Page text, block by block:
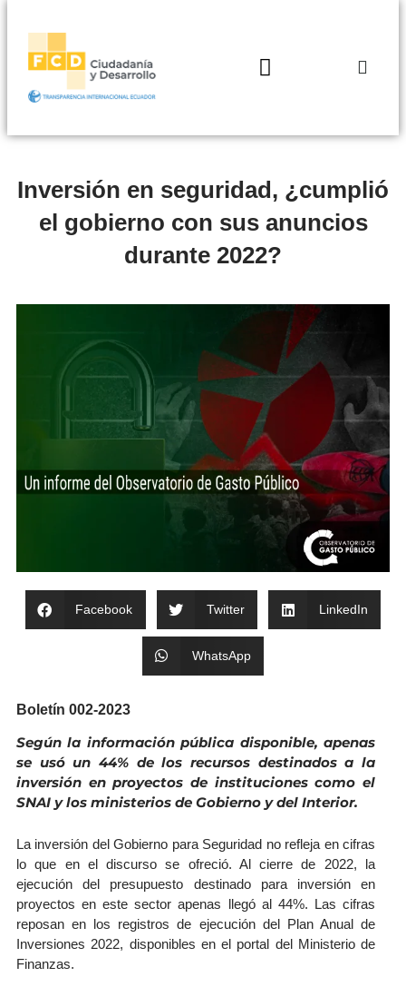
Inversión en seguridad, ¿cumplió
el gobierno con sus anuncios
durante 2022?
Facebook Twitter LinkedIn
WhatsApp
Boletín 002-2023
Según la información pública disponible, apenas
se usó un 44% de los recursos destinados a la
inversión en proyectos de instituciones como el
SNAI y los ministerios de Gobierno y del Interior.
La inversión del Gobierno para Seguridad no refleja en cifras
lo que en el discurso se ofreció. Al cierre de 2022, la
ejecución del presupuesto destinado para inversión en
proyectos en este sector apenas llegó al 44%. Las cifras
reposan en los registros de ejecución del Plan Anual de
Inversiones 2022, disponibles en el portal del Ministerio de
Finanzas.